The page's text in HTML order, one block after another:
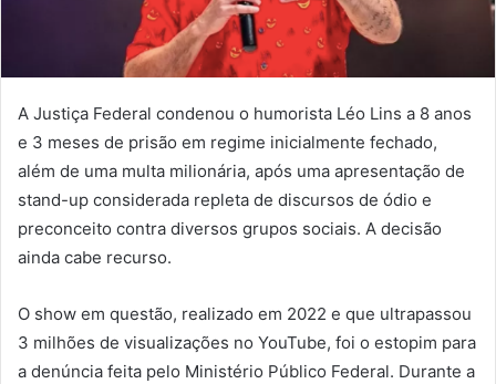
A Justiça Federal condenou o humorista Léo Lins a 8 anos
e 3 meses de prisão em regime inicialmente fechado,
além de uma multa milionária, após uma apresentação de
stand-up considerada repleta de discursos de ódio e
preconceito contra diversos grupos sociais. A decisão
ainda cabe recurso.
O show em questão, realizado em 2022 e que ultrapassou
3 milhões de visualizações no YouTube, foi o estopim para
a denúncia feita pelo Ministério Público Federal. Durante a